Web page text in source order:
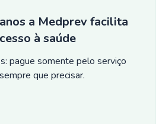
a Medprev facilita
à saúde
pague somente pelo serviço
que precisar.